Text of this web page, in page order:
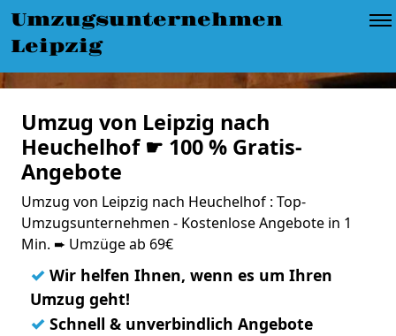
Umzugsunternehmen
Leipzig
Umzug von Leipzig nach
Heuchelhof ☛ 100 % Gratis-
Angebote
Umzug von Leipzig nach Heuchelhof : Top-
Umzugsunternehmen - Kostenlose Angebote in 1
Min. ➨ Umzüge ab 69€
✓ Wir helfen Ihnen, wenn es um Ihren
Umzug geht!
✓ Schnell & unverbindlich Angebote